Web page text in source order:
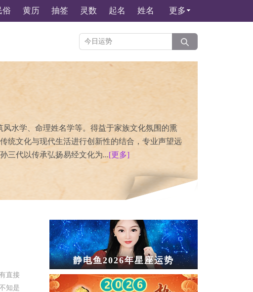
俗 黄历 抽签 灵数 起名 姓名 更多
水学、命理姓名学等。得益于家族文化氛围的熏
统文化与现代生活进行创新性的结合，专业声望远
三代以传承弘扬易经文化为...[更多]
直接
知是
静电鱼2026年星座运势